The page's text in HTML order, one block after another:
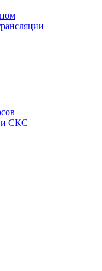
и СКС